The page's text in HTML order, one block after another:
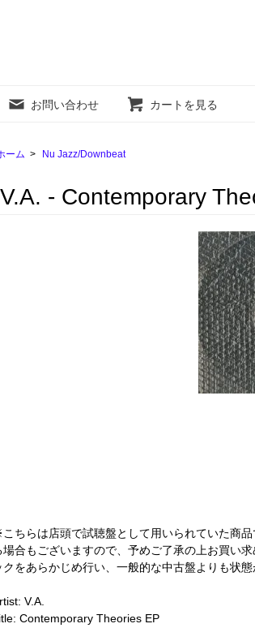
お問い合わせ カートを見る
ーム > Nu Jazz/Downbeat
V.A. - Contemporary
ちらは店頭で試聴盤として用いられていた商
場合もございますので、予めご了承の上お買い
クをあらかじめ行い、一般的な中古盤よりも状
V.A.
Contemporary Theories EP